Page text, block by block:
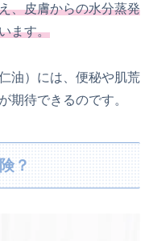
、皮膚からの水分蒸発
ます。
油）には、便秘や肌荒
期待できるのです。
？